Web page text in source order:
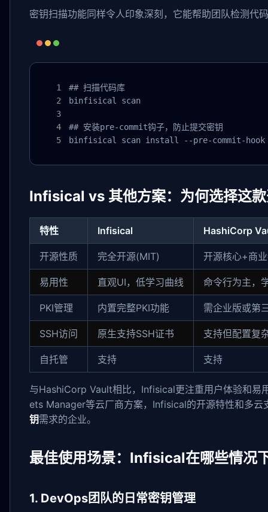
密钥扫描功能同样令人印象深刻，它能帮助团队检测代
## 扫描代码库
binfisical scan
## 安装pre-commit钩子，防止提交密钥
binfisical scan install --pre-commit-hook
Infisical vs 其他方案：为何选择这
特性 Infisical HashiCorp
开源性质 完全开源(MIT) 开源核心+商
易用性 直观UI，低学习曲线 命令行为主，
PKI管理 内置完整PKI功能 需企业版或第
SSH访问 原生支持SSH证书 支持但配置复
自托管 支持 支持
与HashiCorp Vault相比，Infisical更注重用户体验和易
ets Manager等云厂商方案，Infisical的开源特性和多云
钥需求的企业。
最佳使用场景：Infisical在哪些情况
1. DevOps团队的日常密钥管理